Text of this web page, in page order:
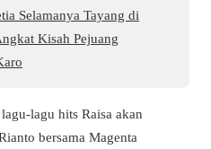
Selamanya Tayang di
Kisah Pejuang
lagu hits Raisa akan
bersama Magenta